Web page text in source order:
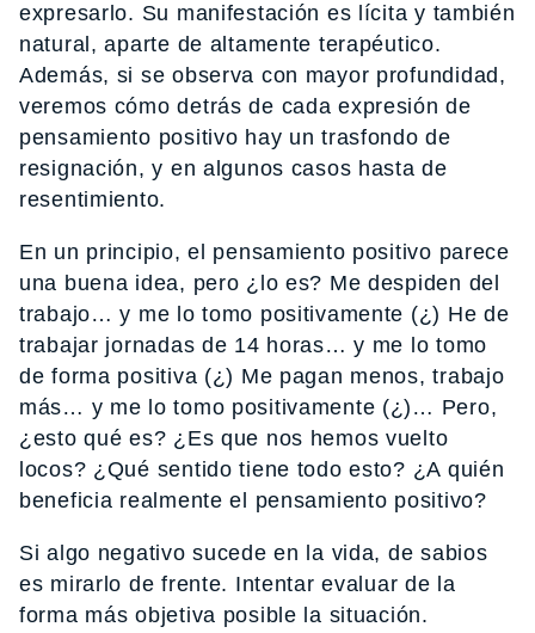
expresarlo. Su manifestación es lícita y también
natural, aparte de altamente terapéutico.
Además, si se observa con mayor profundidad,
veremos cómo detrás de cada expresión de
pensamiento positivo hay un trasfondo de
resignación, y en algunos casos hasta de
resentimiento.
En un principio, el pensamiento positivo parece
una buena idea, pero ¿lo es? Me despiden del
trabajo… y me lo tomo positivamente (¿) He de
trabajar jornadas de 14 horas… y me lo tomo
de forma positiva (¿) Me pagan menos, trabajo
más… y me lo tomo positivamente (¿)… Pero,
¿esto qué es? ¿Es que nos hemos vuelto
locos? ¿Qué sentido tiene todo esto? ¿A quién
beneficia realmente el pensamiento positivo?
Si algo negativo sucede en la vida, de sabios
es mirarlo de frente. Intentar evaluar de la
forma más objetiva posible la situación.